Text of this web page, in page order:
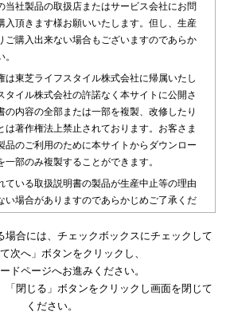
当社製品の取扱店またはサービス会社にお問
入頂きます様お願いいたします。但し、生産
ご購入出来ない場合もございますのであらか
は東芝ライフスタイル株式会社に帰属いたし
タイル株式会社の許諾なく本サイトに公開さ
の内容の全部または一部を複製、改修したり
は著作権法上禁止されております。お客さま
品のご利用のために本サイトからダウンロー
一部のみ複製することができます。
ている取扱説明書の製品が生産中止等の理由
い場合がありますのであらかじめご了承くだ
ている取扱説明書は、製品が発売された時点
ります。従いまして本サイトに掲載されてい
内容とお客さまがお持ちの製品の仕様がその
ジ等で変更になる場合がございます。本サイ
取扱説明書の内容とお手持ちの製品の仕様に
場合には、チェックボックスにチェックして
て次へ」ボタンをクリックし、
ドページへお進みください。
「閉じる」ボタンをクリックし画面を閉じて
ください。